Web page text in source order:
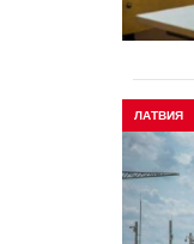
ЛАТВИЯ